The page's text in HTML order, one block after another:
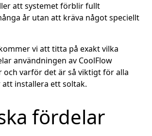
att systemet förblir fullt
år utan att kräva något speciellt
vi att titta på exakt vilka
användningen av CoolFlow
och varför det är så viktigt för alla
installera ett soltak.
fördelar